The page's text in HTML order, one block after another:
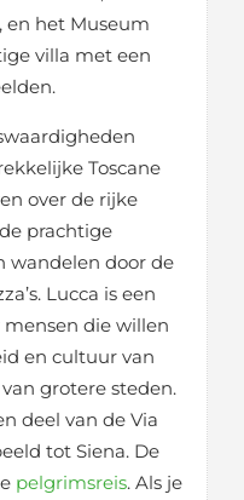
en het Museum
villa met een
Toscane
over de rijke
prachtige
wandelen door de
Lucca is een
mensen die willen
en cultuur van
grotere steden.
deel van de Via
tot Siena. De
pelgrimsreis. Als je